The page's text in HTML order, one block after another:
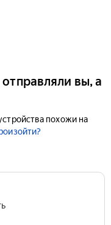
вы, а
похожи на